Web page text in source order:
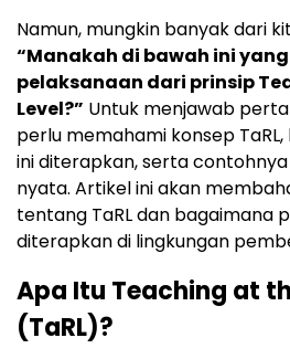
Namun, mungkin banyak dari
“Manakah di bawah ini
pelaksanaan dari prinsip
Level?” Untuk menjawab
perlu memahami konsep
ini diterapkan, serta
nyata. Artikel ini akan
tentang TaRL dan bagaimana
diterapkan di lingkungan
Apa Itu Teaching at
(TaRL)?